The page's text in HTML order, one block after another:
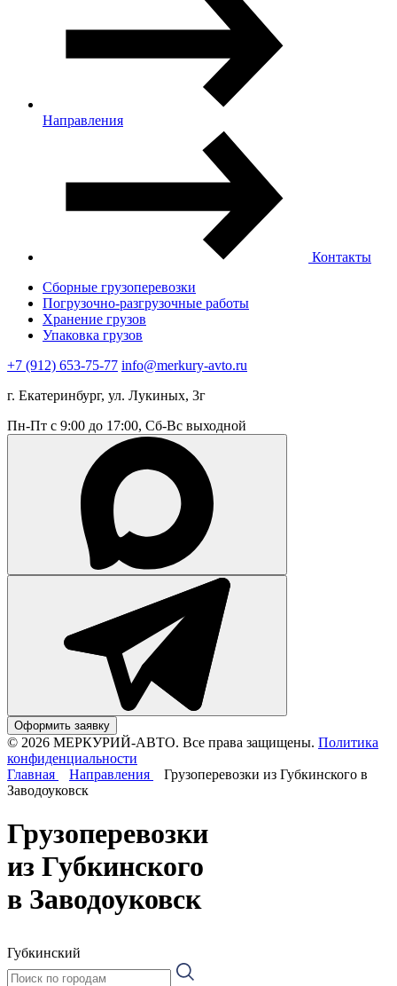
Направления
Контакты
Сборные грузоперевозки
Погрузочно-разгрузочные работы
Хранение грузов
Упаковка грузов
+7 (912) 653-75-77 info@merkury-avto.ru
г. Екатеринбург, ул. Лукиных, 3г
Пн-Пт с 9:00 до 17:00, Сб-Вс выходной
Оформить заявку
© 2026 МЕРКУРИЙ-АВТО. Все права защищены. Политика
конфиденциальности
Главная
Направления
Грузоперевозки из Губкинского в
Заводоуковск
Грузоперевозки
из Губкинского
в Заводоуковск
Губкинский